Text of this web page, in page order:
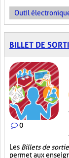
Outil
BILLET DE
0
Les Billets de sortie
permet aux